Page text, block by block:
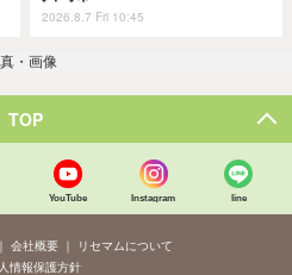
2026.8.7 Fri 10:45
・画像
TOP
YouTube Instagram line
会社概要
リセマムについて
情報保護方針